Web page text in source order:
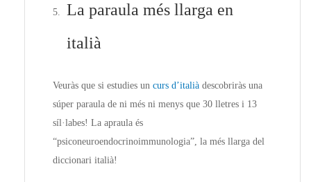
La paraula més llarga en
italià
Veuràs que si estudies un curs d’italià descobriràs una
súper paraula de ni més ni menys que 30 lletres i 13
síl·labes! La apraula és
“psiconeuroendocrinoimmunologia”, la més llarga del
diccionari italià!